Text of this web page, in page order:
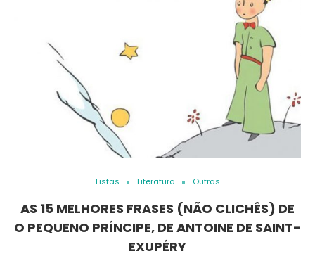
Listas Literatura Outras
AS 15 MELHORES FRASES (NÃO CLICHÊS) DE
O PEQUENO PRÍNCIPE, DE ANTOINE DE SAINT-
EXUPÉRY